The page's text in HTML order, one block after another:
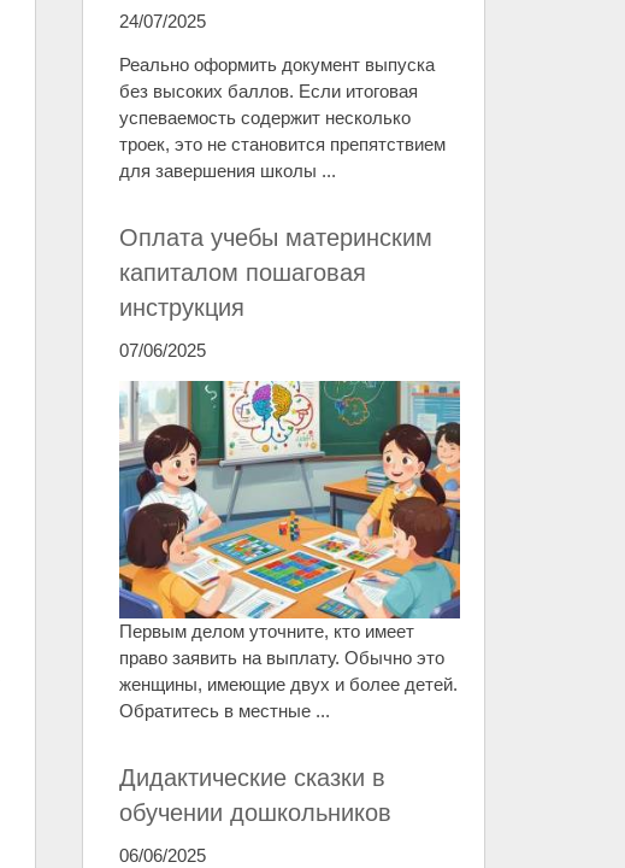
24/07/2025
Реально оформить документ выпуска
без высоких баллов. Если итоговая
успеваемость содержит несколько
троек, это не становится препятствием
для завершения школы ...
Оплата учебы материнским
капиталом пошаговая
инструкция
07/06/2025
Первым делом уточните, кто имеет
право заявить на выплату. Обычно это
женщины, имеющие двух и более детей.
Обратитесь в местные ...
Дидактические сказки в
обучении дошкольников
06/06/2025